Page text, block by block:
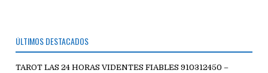
ÚLTIMOS DESTACADOS
TAROT LAS 24 HORAS VIDENTES FIABLES 910312450 –